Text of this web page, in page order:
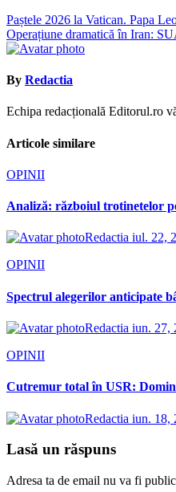
Navigare
în
Paștele 2026 la Vatican. Papa
Operațiune dramatică în Iran:
By Redactia
Echipa redacțională Editorul.ro
Articole similare
OPINII
Analiză: războiul trotinetelor
Redactia iul. 22,
OPINII
Spectrul alegerilor anticipate
Redactia iun. 27,
OPINII
Cutremur total în USR:
Redactia iun. 18,
Lasă un răspuns
Adresa ta de email nu va fi